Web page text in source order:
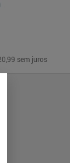
sem juros